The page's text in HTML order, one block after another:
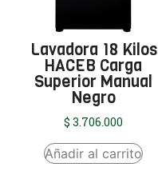
Lavadora 18 Kilos
HACEB Carga
Superior Manual
Negro
$ 3.706.000
Añadir al carrito